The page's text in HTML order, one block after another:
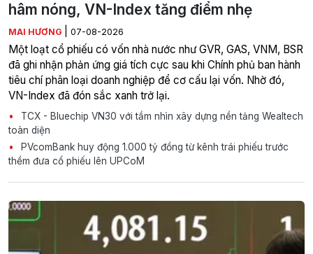
hâm nóng, VN-Index tăng điểm nhẹ
MAI HƯƠNG 07-08-2026
Một loạt cổ phiếu có vốn nhà nước như GVR, GAS, VNM, BSR
đã ghi nhận phản ứng giá tích cực sau khi Chính phủ ban hành
tiêu chí phân loại doanh nghiệp để cơ cấu lại vốn. Nhờ đó,
VN-Index đã đón sắc xanh trở lại.
TCX - Bluechip VN30 với tầm nhìn xây dựng nền tảng Wealtech
toàn diện
PVcomBank huy động 1.000 tỷ đồng từ kênh trái phiếu trước
thềm đưa cổ phiếu lên UPCoM